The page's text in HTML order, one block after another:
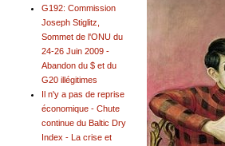
G192: Commission
Joseph Stiglitz,
Sommet de l'ONU du
24-26 Juin 2009 -
Abandon du $ et du
G20 illégitimes
Il n'y a pas de reprise
économique - Chute
continue du Baltic Dry
Index - La crise et